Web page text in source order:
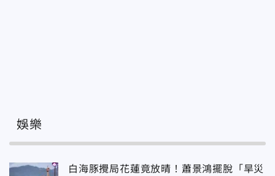
娛樂
白海豚攪局花蓮竟放晴！蕭景鴻擺脫「旱災